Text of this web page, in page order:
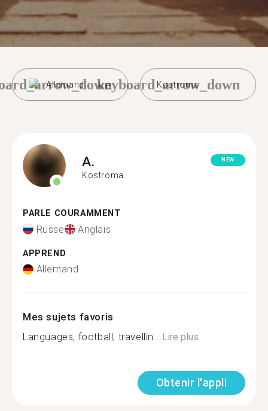
Allemand Kostroma
keyboard_arrow_down
A.
Kostroma
NEW
PARLE COURAMMENT
Russe Anglais
APPREND
Allemand
Mes sujets favoris
Languages, football, travellin...Lire plus
Obtenir l'appli